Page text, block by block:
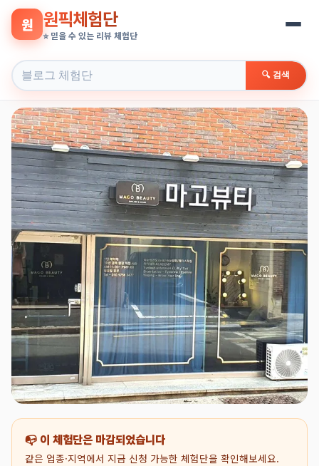
원 원픽체험단
⭐ 믿을 수 있는 리뷰 체험단
🔍 검색
📭 이 체험단은 마감되었습니다
같은 업종·지역에서 지금 신청 가능한 체험단을 확인해보세요.